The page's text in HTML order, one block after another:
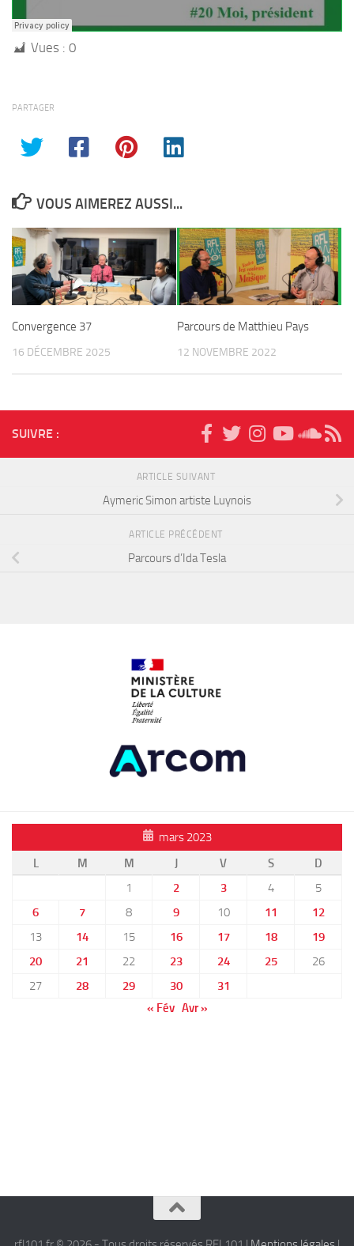
Vues : 0
PARTAGER
VOUS AIMEREZ AUSSI...
Convergence 37
16 DÉCEMBRE 2025
Parcours de Matthieu Pays
12 NOVEMBRE 2022
SUIVRE :
ARTICLE SUIVANT
Aymeric Simon artiste Luynois
ARTICLE PRÉCÉDENT
Parcours d’Ida Tesla
mars 2023
L
M M J V S
D
1
2 3 4
5
6
7 8 9 10 11
12
13
14 15 16 17 18
19
20
21 22 23 24 25
26
27
28 29 30
31
« Fév Avr »